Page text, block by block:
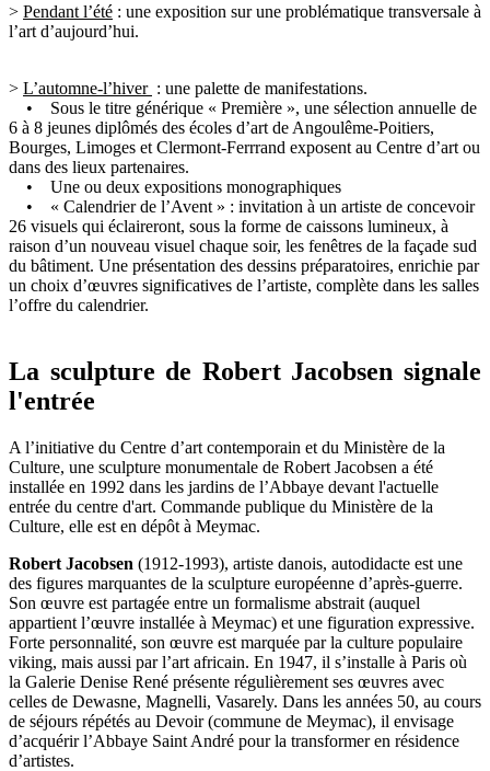
> Pendant l’été : une exposition sur une problématique transversale à
l’art d’aujourd’hui.
> L’automne-l’hiver : une palette de manifestations.
• Sous le titre générique « Première », une sélection annuelle de
6 à 8 jeunes diplômés des écoles d’art de Angoulême-Poitiers,
Bourges, Limoges et Clermont-Ferrrand exposent au Centre d’art ou
dans des lieux partenaires.
• Une ou deux expositions monographiques
• « Calendrier de l’Avent » : invitation à un artiste de concevoir
26 visuels qui éclaireront, sous la forme de caissons lumineux, à
raison d’un nouveau visuel chaque soir, les fenêtres de la façade sud
du bâtiment. Une présentation des dessins préparatoires, enrichie par
un choix d’œuvres significatives de l’artiste, complète dans les salles
l’offre du calendrier.
La sculpture de Robert Jacobsen signale
l'entrée
A l’initiative du Centre d’art contemporain et du Ministère de la
Culture, une sculpture monumentale de Robert Jacobsen a été
installée en 1992 dans les jardins de l’Abbaye devant l'actuelle
entrée du centre d'art. Commande publique du Ministère de la
Culture, elle est en dépôt à Meymac.
Robert Jacobsen (1912-1993), artiste danois, autodidacte est une
des figures marquantes de la sculpture européenne d’après-guerre.
Son œuvre est partagée entre un formalisme abstrait (auquel
appartient l’œuvre installée à Meymac) et une figuration expressive.
Forte personnalité, son œuvre est marquée par la culture populaire
viking, mais aussi par l’art africain. En 1947, il s’installe à Paris où
la Galerie Denise René présente régulièrement ses œuvres avec
celles de Dewasne, Magnelli, Vasarely. Dans les années 50, au cours
de séjours répétés au Devoir (commune de Meymac), il envisage
d’acquérir l’Abbaye Saint André pour la transformer en résidence
d’artistes.